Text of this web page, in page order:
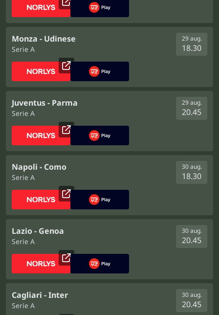
Monza - Udinese
Serie A
29 aug.
18.30
Juventus - Parma
Serie A
29 aug.
20.45
Napoli - Como
Serie A
30 aug.
18.30
Lazio - Genoa
Serie A
30 aug.
20.45
Cagliari - Inter
Serie A
30 aug.
20.45